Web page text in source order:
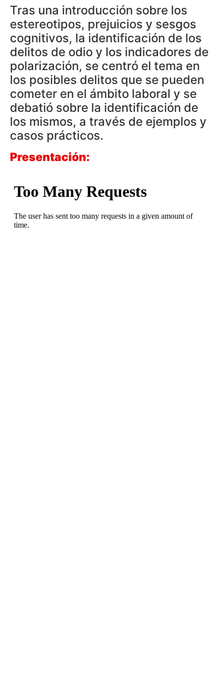
Tras una introducción sobre los
estereotipos, prejuicios y sesgos
cognitivos, la identificación de los
delitos de odio y los indicadores de
polarización, se centró el tema en
los posibles delitos que se pueden
cometer en el ámbito laboral y se
debatió sobre la identificación de
los mismos, a través de ejemplos y
casos prácticos.
Presentación: